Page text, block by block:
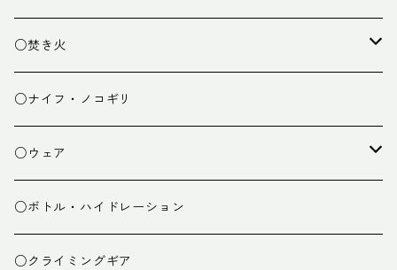
ランタン
テーブル
チェア
○焚き火
焚き火台
焚き火小物
○ナイフ・ノコギリ
○ウェア
ミドルレイヤー
ベースレイヤー
○ボトル・ハイドレーション
○クライミングギア